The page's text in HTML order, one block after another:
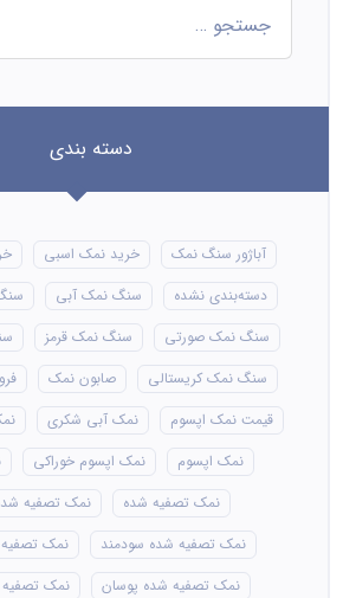
دسته بندی
آباژور سنگ نمک خرید نمک اسبی
دسته‌بندی نشده
سنگ نمک آبی
سنگ نمک صورتی
سنگ نمک قرمز
سنگ نمک کریستالی
صابون نمک
قیمت نمک اپسوم
نمک آبی شکری
نمک اپسوم
نمک اپسوم خوراکی
نمک تصفیه شده
نمک تصفیه
نمک تصفیه شده سودمند
نمک
نمک تصفیه شده پوسان
نمک تصفیه